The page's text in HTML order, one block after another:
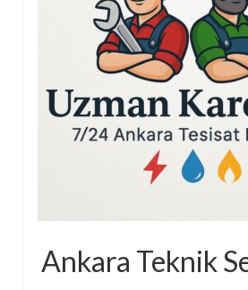
Ankara Teknik